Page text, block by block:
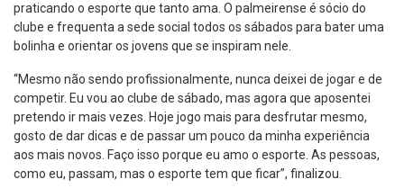
praticando o esporte que tanto ama. O palmeirense é sócio do
clube e frequenta a sede social todos os sábados para bater uma
bolinha e orientar os jovens que se inspiram nele.
“Mesmo não sendo profissionalmente, nunca deixei de jogar e de
competir. Eu vou ao clube de sábado, mas agora que aposentei
pretendo ir mais vezes. Hoje jogo mais para desfrutar mesmo,
gosto de dar dicas e de passar um pouco da minha experiência
aos mais novos. Faço isso porque eu amo o esporte. As pessoas,
como eu, passam, mas o esporte tem que ficar”, finalizou.